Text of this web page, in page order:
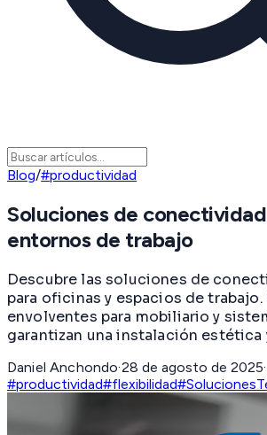
Blog/#productividad
Soluciones de
entornos de trabajo
Descubre las soluciones de
para oficinas y espacios de trabajo.
envolventes para mobiliario y
garantizan una instalación estética
Daniel Anchondo·28 de agosto de 2025·
#productividad#flexibilidad